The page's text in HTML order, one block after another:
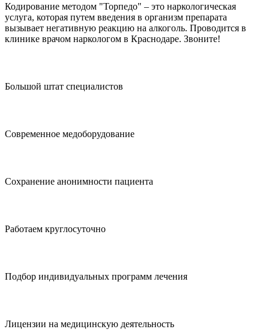
Кодирование методом "Торпедо" – это наркологическая
услуга, которая путем введения в организм препарата
вызывает негативную реакцию на алкоголь. Проводится в
клинике врачом наркологом в Краснодаре. Звоните!
Большой штат специалистов
Современное медоборудование
Сохранение анонимности пациента
Работаем круглосуточно
Подбор индивидуальных программ лечения
Лицензии на медицинскую деятельность